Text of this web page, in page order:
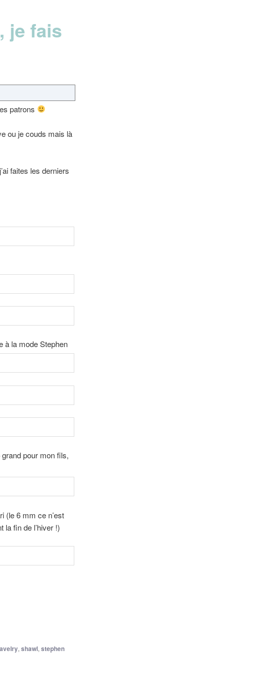
je fais
patrons
ou je couds mais là
faites les derniers
à la mode Stephen
pour mon fils,
(le 6 mm ce n’est
la fin de l’hiver !)
,shawl,stephen